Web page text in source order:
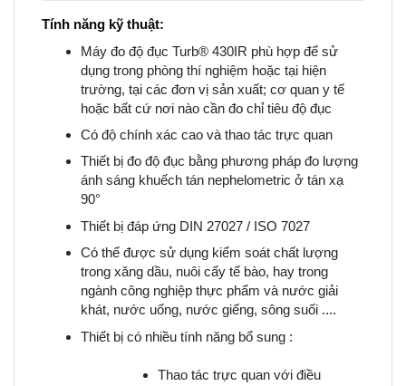
Tính năng kỹ thuật:
Máy đo độ đục Turb® 430IR phù hợp để sử
dụng trong phòng thí nghiệm hoặc tại hiện
trường, tại các đơn vị sản xuất; cơ quan y tế
hoặc bất cứ nơi nào cần đo chỉ tiêu độ đục
Có độ chính xác cao và thao tác trực quan
Thiết bị đo độ đục bằng phương pháp đo lượng
ánh sáng khuếch tán nephelometric ở tán xạ
90°
Thiết bị đáp ứng DIN 27027 / ISO 7027
Có thể được sử dụng kiểm soát chất lượng
trong xăng dầu, nuôi cấy tế bào, hay trong
ngành công nghiệp thực phẩm và nước giải
khát, nước uống, nước giếng, sông suối ....
Thiết bị có nhiều tính năng bổ sung :
Thao tác trực quan với điều